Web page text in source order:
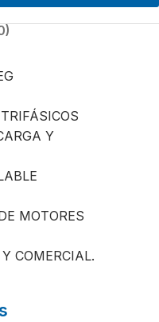
Y
MOTORES
COMERCIAL.